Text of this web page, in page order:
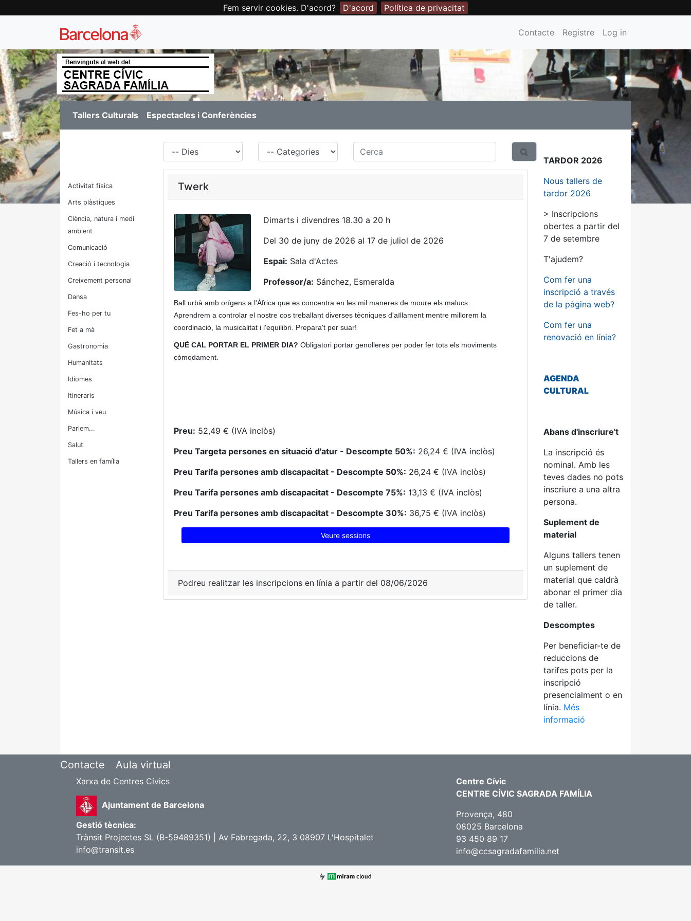
Fem servir cookies. D'acord? D'acord Política de privacitat
Contacte Registre Log in
Tallers Culturals Espectacles i Conferències
Activitat física
Arts plàstiques
Ciència, natura i medi
ambient
Comunicació
Creació i tecnologia
Creixement personal
Dansa
Fes-ho per tu
Fet a mà
Gastronomia
Humanitats
Idiomes
Itineraris
Música i veu
Parlem...
Salut
Tallers en família
Cerca
Twerk
Dimarts i divendres 18.30 a 20 h
Del 30 de juny de 2026 al 17 de juliol de 2026
Espai: Sala d'Actes
Professor/a: Sánchez, Esmeralda
Ball urbà amb orígens a l'Àfrica que es concentra en les mil maneres de moure els malucs.
Aprendrem a controlar el nostre cos treballant diverses tècniques d'aïllament mentre millorem la
coordinació, la musicalitat i l'equilibri. Prepara't per suar!
QUÈ CAL PORTAR EL PRIMER DIA? Obligatori portar genolleres per poder fer tots els moviments
còmodament.
Preu: 52,49 € (IVA inclòs)
Preu Targeta persones en situació d'atur - Descompte 50%: 26,24 € (IVA inclòs)
Preu Tarifa persones amb discapacitat - Descompte 50%: 26,24 € (IVA inclòs)
Preu Tarifa persones amb discapacitat - Descompte 75%: 13,13 € (IVA inclòs)
Preu Tarifa persones amb discapacitat - Descompte 30%: 36,75 € (IVA inclòs)
Veure sessions
Podreu realitzar les inscripcions en línia a partir del 08/06/2026
TARDOR 2026
Nous tallers de
tardor 2026
> Inscripcions
obertes a partir del
7 de setembre
T'ajudem?
Com fer una
inscripció a través
de la pàgina web?
Com fer una
renovació en línia?
AGENDA
CULTURAL
Abans d'inscriure't
La inscripció és
nominal. Amb les
teves dades no pots
inscriure a una altra
persona.
Suplement de
material
Alguns tallers tenen
un suplement de
material que caldrà
abonar el primer dia
de taller.
Descomptes
Per beneficiar-te de
reduccions de
tarifes pots per la
inscripció
presencialment o en
línia. Més
informació
Contacte Aula virtual
Xarxa de Centres Cívics
Ajuntament de Barcelona
Gestió tècnica:
Trànsit Projectes SL (B-59489351) | Av Fabregada, 22, 3 08907 L'Hospitalet
info@transit.es
Centre Cívic
CENTRE CÍVIC SAGRADA FAMÍLIA
Provença, 480
08025 Barcelona
93 450 89 17
info@ccsagradafamilia.net